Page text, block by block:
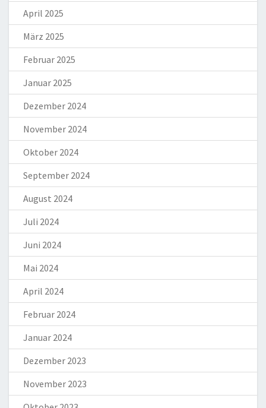
April 2025
März 2025
Februar 2025
Januar 2025
Dezember 2024
November 2024
Oktober 2024
September 2024
August 2024
Juli 2024
Juni 2024
Mai 2024
April 2024
Februar 2024
Januar 2024
Dezember 2023
November 2023